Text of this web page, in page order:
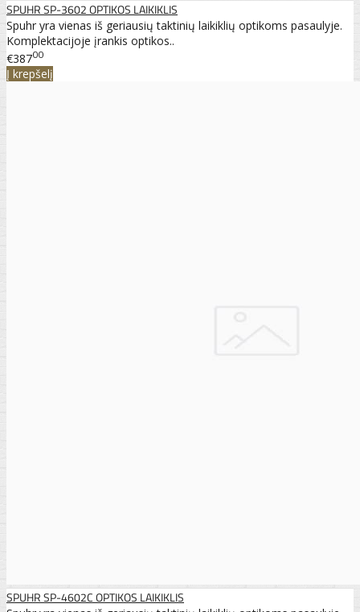
SPUHR SP-3602 OPTIKOS LAIKIKLIS
Spuhr yra vienas iš geriausių taktinių laikiklių optikoms pasaulyje.
Komplektacijoje įrankis optikos..
€38700
Į krepšelį
SPUHR SP-4602C OPTIKOS LAIKIKLIS